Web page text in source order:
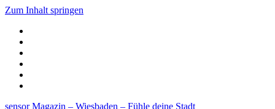
Zum Inhalt springen
sensor Magazin – Wiesbaden – Fühle deine Stadt